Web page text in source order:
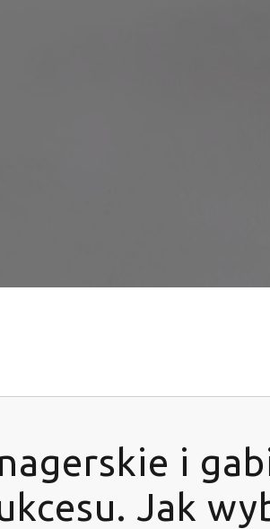
i
Jak